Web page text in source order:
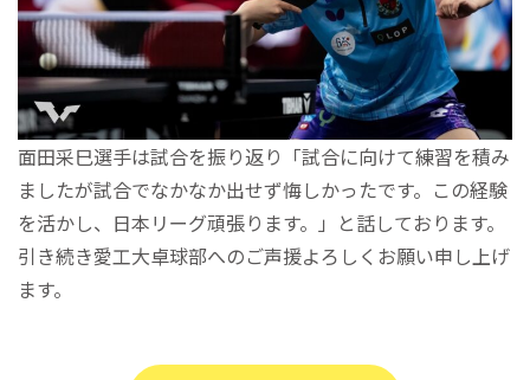
面田采巳選手は試合を振り返り「試合に向けて練習を積み
ましたが試合でなかなか出せず悔しかったです。この経験
を活かし、日本リーグ頑張ります。」と話しております。
引き続き愛工大卓球部へのご声援よろしくお願い申し上げ
ます。